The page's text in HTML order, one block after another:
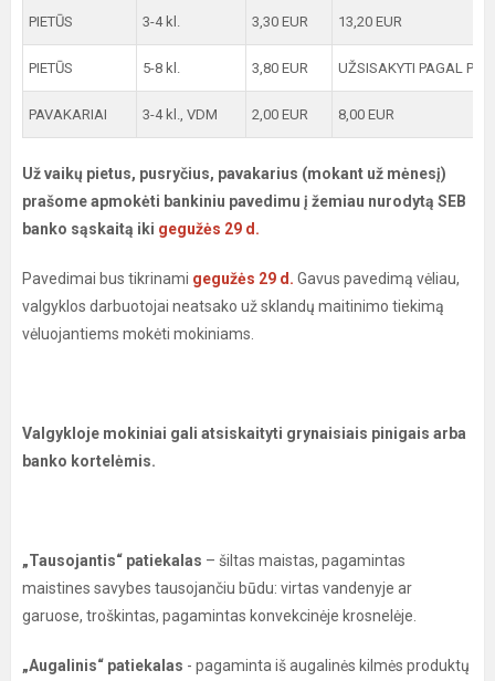
PIETŪS 3-4 kl. 3,30 EUR 13,20 EUR
PIETŪS 5-8 kl. 3,80 EUR UŽSISAKYTI PAGAL
PAVAKARIAI 3-4 kl., VDM 2,00 EUR 8,00 EUR
Už vaikų pietus, pusryčius, pavakarius (mokant už mėnesį)
prašome apmokėti bankiniu pavedimu į žemiau nurodytą SEB
banko sąskaitą iki gegužės 29 d.
Pavedimai bus tikrinami gegužės 29 d. Gavus pavedimą vėliau,
valgyklos darbuotojai neatsako už sklandų maitinimo tiekimą
vėluojantiems mokėti mokiniams.
Valgykloje mokiniai gali atsiskaityti grynaisiais pinigais arba
banko kortelėmis.
„Tausojantis“ patiekalas – šiltas maistas, pagamintas
maistines savybes tausojančiu būdu: virtas vandenyje ar
garuose, troškintas, pagamintas konvekcinėje krosnelėje.
„Augalinis“ patiekalas - pagaminta iš augalinės kilmės produktų